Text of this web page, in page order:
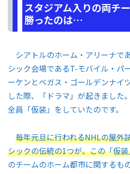
スタジアム入りの両チ
勝ったのは…
シアトルのホーム・アリーナで
シック会場であるT-モバイル・パ
ーケンとベガス・ゴールデンナイ
した際、「ドラマ」が起きました
全員「仮装」をしていたのです。
毎年元旦に行われるNHLの屋外
シックの伝統の1つが、この「仮
のチームのホーム都市に関するも